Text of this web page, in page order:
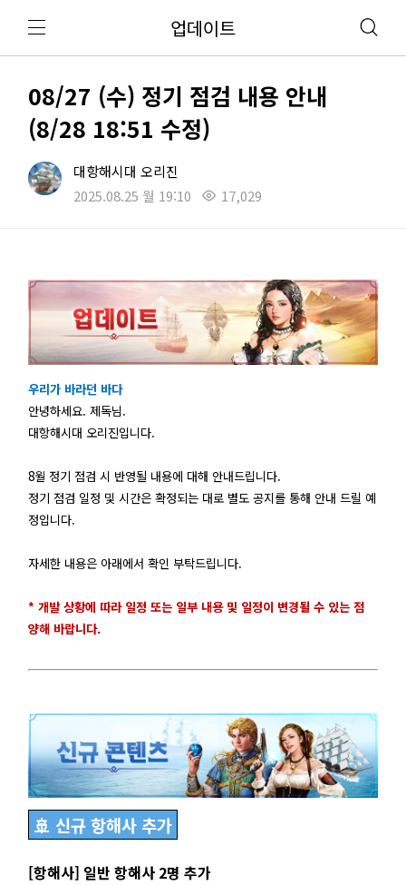
업데이트
08/27 (수) 정기 점검 내용 안내
(8/28 18:51 수정)
대항해시대 오리진
2025.08.25 월 19:10
17,029
우리가 바라던 바다
안녕하세요. 제독님.
대항해시대 오리진입니다.
8월 정기 점검 시 반영될 내용에 대해 안내드립니다.
정기 점검 일정 및 시간은 확정되는 대로 별도 공지를 통해 안내 드릴 예
정입니다.
자세한 내용은 아래에서 확인 부탁드립니다.
* 개발 상황에 따라 일정 또는 일부 내용 및 일정이 변경될 수 있는 점
양해 바랍니다.
🚢 신규 항해사 추가
[항해사] 일반 항해사 2명 추가